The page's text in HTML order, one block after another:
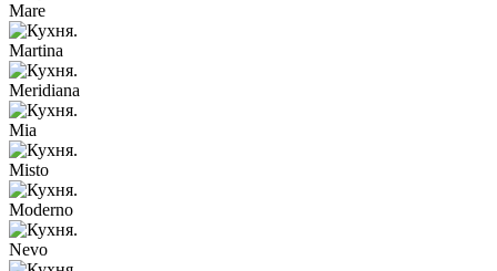
Mare
Martina
Meridiana
Mia
Misto
Moderno
Nevo